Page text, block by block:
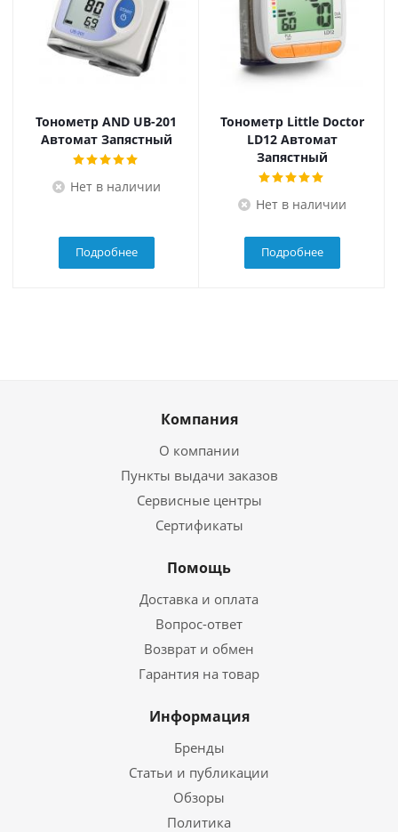
Тонометр AND UB-201
Автомат Запястный
Нет в наличии
Подробнее
Тонометр Little Doctor
LD12 Автомат
Запястный
Нет в наличии
Подробнее
Компания
О компании
Пункты выдачи заказов
Сервисные центры
Сертификаты
Помощь
Доставка и оплата
Вопрос-ответ
Возврат и обмен
Гарантия на товар
Информация
Бренды
Статьи и публикации
Обзоры
Политика